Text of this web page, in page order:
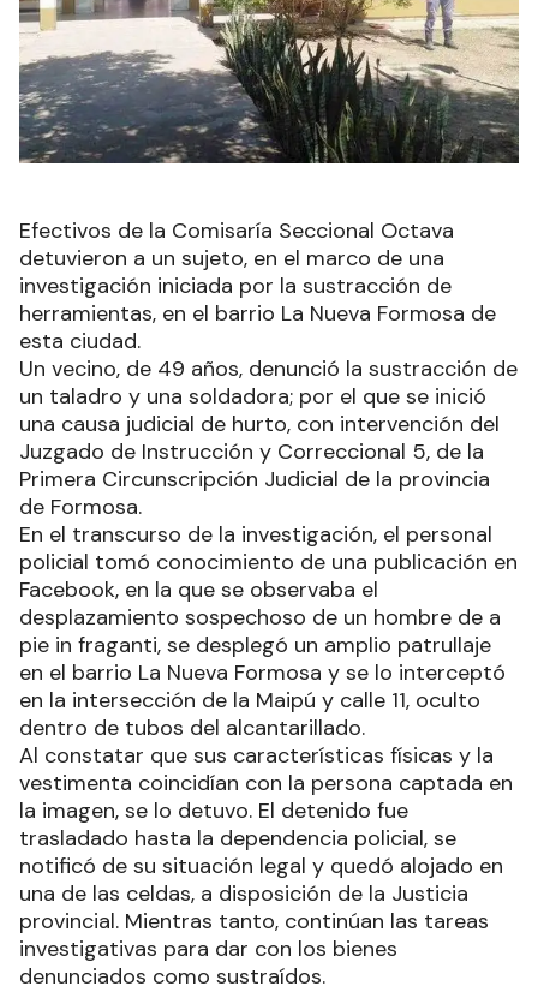
Efectivos de la Comisaría Seccional Octava
detuvieron a un sujeto, en el marco de una
investigación iniciada por la sustracción de
herramientas, en el barrio La Nueva Formosa de
esta ciudad.
Un vecino, de 49 años, denunció la sustracción de
un taladro y una soldadora; por el que se inició
una causa judicial de hurto, con intervención del
Juzgado de Instrucción y Correccional 5, de la
Primera Circunscripción Judicial de la provincia
de Formosa.
En el transcurso de la investigación, el personal
policial tomó conocimiento de una publicación en
Facebook, en la que se observaba el
desplazamiento sospechoso de un hombre de a
pie in fraganti, se desplegó un amplio patrullaje
en el barrio La Nueva Formosa y se lo interceptó
en la intersección de la Maipú y calle 11, oculto
dentro de tubos del alcantarillado.
Al constatar que sus características físicas y la
vestimenta coincidían con la persona captada en
la imagen, se lo detuvo. El detenido fue
trasladado hasta la dependencia policial, se
notificó de su situación legal y quedó alojado en
una de las celdas, a disposición de la Justicia
provincial. Mientras tanto, continúan las tareas
investigativas para dar con los bienes
denunciados como sustraídos.